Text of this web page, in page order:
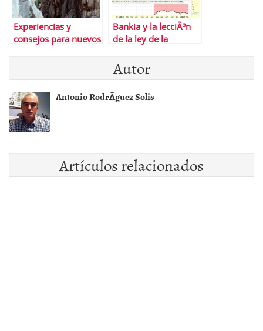
Experiencias y
consejos para nuevos
Bankia y la lecciÃ³n
de la ley de la
bajistas
Autor
Antonio RodrÃ­guez Solis
Artículos relacionados